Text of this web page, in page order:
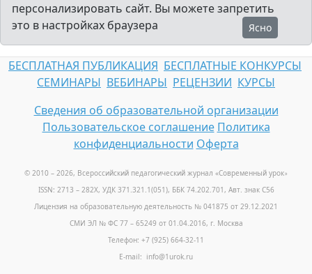
персонализировать сайт. Вы можете запретить
это в настройках браузера
Ясно
БЕСПЛАТНАЯ ПУБЛИКАЦИЯ БЕСПЛАТНЫЕ КОНКУРСЫ
СЕМИНАРЫ ВЕБИНАРЫ РЕЦЕНЗИИ КУРСЫ
Сведения об образовательной организации
Пользовательское соглашение Политика
конфиденциальности Оферта
© 2010 – 2026, Всероссийский педагогический журнал «Современный урок»
ISSN: 2713 – 282X, УДК 371.321.1(051), ББК 74.202.701, Авт. знак С56
Лицензия на образовательную деятельность № 041875 от 29.12.2021
СМИ ЭЛ № ФС 77 – 65249 от 01.04.2016, г. Москва
Телефон: +7 (925) 664-32-11
E-mail: info@1urok.ru